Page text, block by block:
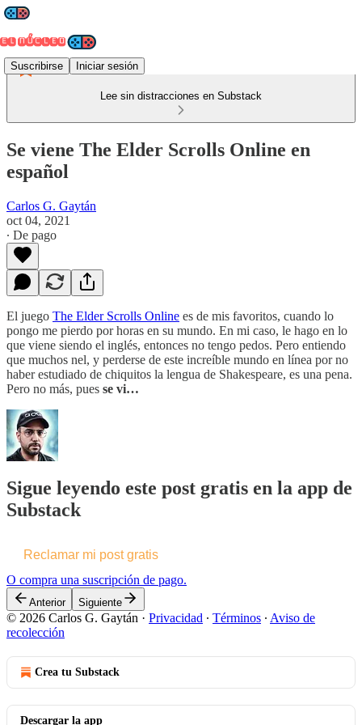
Suscribirse Iniciar sesión
Lee sin distracciones en Substack
Se viene The Elder Scrolls Online en
español
Carlos G. Gaytán
oct 04, 2021
∙ De pago
El juego The Elder Scrolls Online es de mis favoritos, cuando lo
pongo me pierdo por horas en su mundo. En mi caso, le hago en lo
que viene siendo el inglés, entonces no tengo pedos. Pero entiendo
que muchos nel, y perderse de este increíble mundo en línea por no
haber estudiado de chiquitos la lengua de Shakespeare, es una pena.
Pero no más, pues se vi…
Sigue leyendo este post gratis en la app de
Substack
Reclamar mi post gratis
O compra una suscripción de pago.
Anterior Siguiente
© 2026 Carlos G. Gaytán · Privacidad ∙ Términos ∙ Aviso de
recolección
Crea tu Substack
Descargar la app